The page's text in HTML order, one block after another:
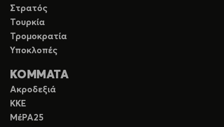
Στρατός
Τουρκία
Τρομοκρατία
Υποκλοπές
ΚΟΜΜΑΤΑ
Ακροδεξιά
ΚΚΕ
ΜέΡΑ25